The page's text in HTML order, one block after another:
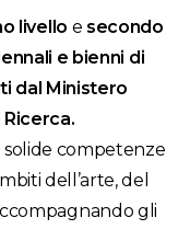
livello e secondo
e bienni di
dal Ministero
Ricerca.
competenze
dell’arte, del
gli